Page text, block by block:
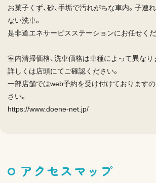
お菓子くず、砂、手垢で汚れがちな車内。子連
ない洗車。
是非道エネサービスステーションにお任せくだ
室内清掃価格、洗車価格は車種によって異なり
詳しくは店頭にてご確認ください。
一部店舗ではweb予約を受け付けております
さい。
https://www.doene-net.jp/
アクセスマップ